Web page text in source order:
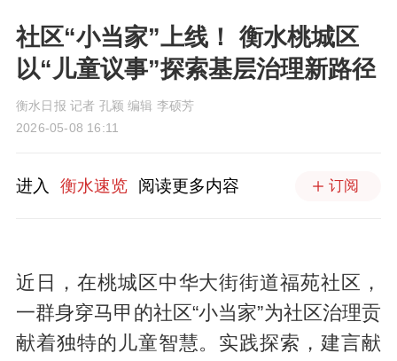
社区“小当家”上线！ 衡水桃城区
以“儿童议事”探索基层治理新路径
衡水日报 记者 孔颖 编辑 李硕芳
2026-05-08 16:11
进入 衡水速览 阅读更多内容 订阅
近日，在桃城区中华大街街道福苑社区，
一群身穿马甲的社区“小当家”为社区治理贡
献着独特的儿童智慧。实践探索，建言献